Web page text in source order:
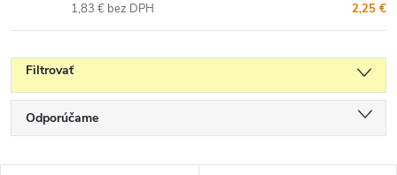
2,25 €
1,83 € bez DPH
Filtrovať
a
d
Odporúčame